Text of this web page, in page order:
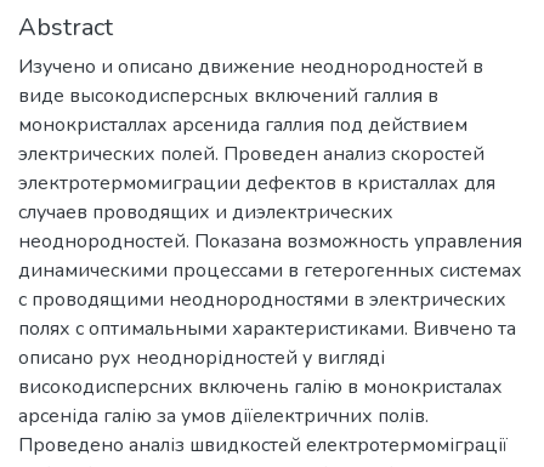
Abstract
Изучено и описано движение неоднородностей в
виде высокодисперсных включений галлия в
монокристаллах арсенида галлия под действием
электрических полей. Проведен анализ скоростей
электротермомиграции дефектов в кристаллах для
случаев проводящих и диэлектрических
неоднородностей. Показана возможность управления
динамическими процессами в гетерогенных системах
с проводящими неоднородностями в электрических
полях с оптимальными характеристиками. Вивчено та
описано рух неоднорідностей у вигляді
високодисперсних включень галію в монокристалах
арсеніда галію за умов діїелектричних полів.
Проведено аналіз швидкостей електротермоміграції